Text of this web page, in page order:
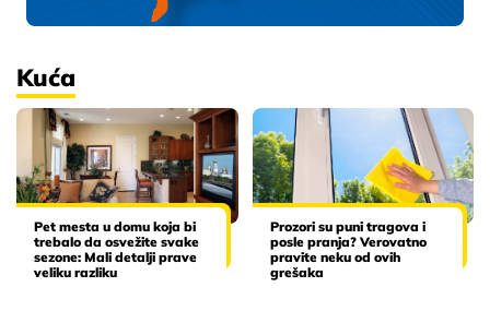
Kuća
Pet mesta u domu koja bi
trebalo da osvežite svake
sezone: Mali detalji prave
veliku razliku
Prozori su puni tragova i
posle pranja? Verovatno
pravite neku od ovih
grešaka